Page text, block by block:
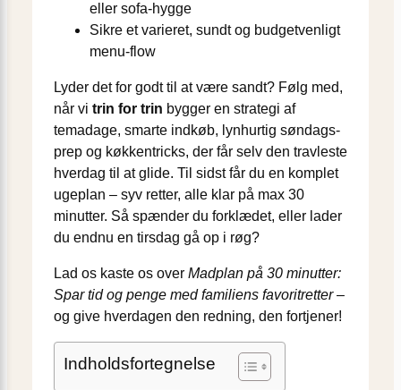
eller sofa-hygge
Sikre et varieret, sundt og budgetvenligt
menu-flow
Lyder det for godt til at være sandt? Følg med,
når vi trin for trin bygger en strategi af
temadage, smarte indkøb, lynhurtig søndags-
prep og køkkentricks, der får selv den travleste
hverdag til at glide. Til sidst får du en komplet
ugeplan – syv retter, alle klar på max 30
minutter. Så spænder du forklædet, eller lader
du endnu en tirsdag gå op i røg?
Lad os kaste os over Madplan på 30 minutter:
Spar tid og penge med familiens favoritretter–
og give hverdagen den redning, den fortjener!
Indholdsfortegnelse